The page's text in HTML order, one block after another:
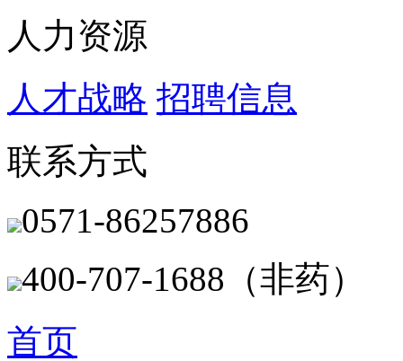
人力资源
人才战略 招聘信息
联系方式
0571-86257886
400-707-1688（非药）
首页